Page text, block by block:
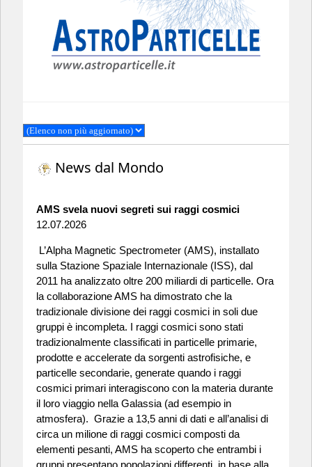
News dal Mondo
AMS svela nuovi segreti sui raggi cosmici
12.07.2026
L’Alpha Magnetic Spectrometer (AMS), installato
sulla Stazione Spaziale Internazionale (ISS), dal
2011 ha analizzato oltre 200 miliardi di particelle. Ora
la collaborazione AMS ha dimostrato che la
tradizionale divisione dei raggi cosmici in soli due
gruppi è incompleta. I raggi cosmici sono stati
tradizionalmente classificati in particelle primarie,
prodotte e accelerate da sorgenti astrofisiche, e
particelle secondarie, generate quando i raggi
cosmici primari interagiscono con la materia durante
il loro viaggio nella Galassia (ad esempio in
atmosfera). Grazie a 13,5 anni di dati e all’analisi di
circa un milione di raggi cosmici composti da
elementi pesanti, AMS ha scoperto che entrambi i
gruppi presentano popolazioni differenti, in base alla